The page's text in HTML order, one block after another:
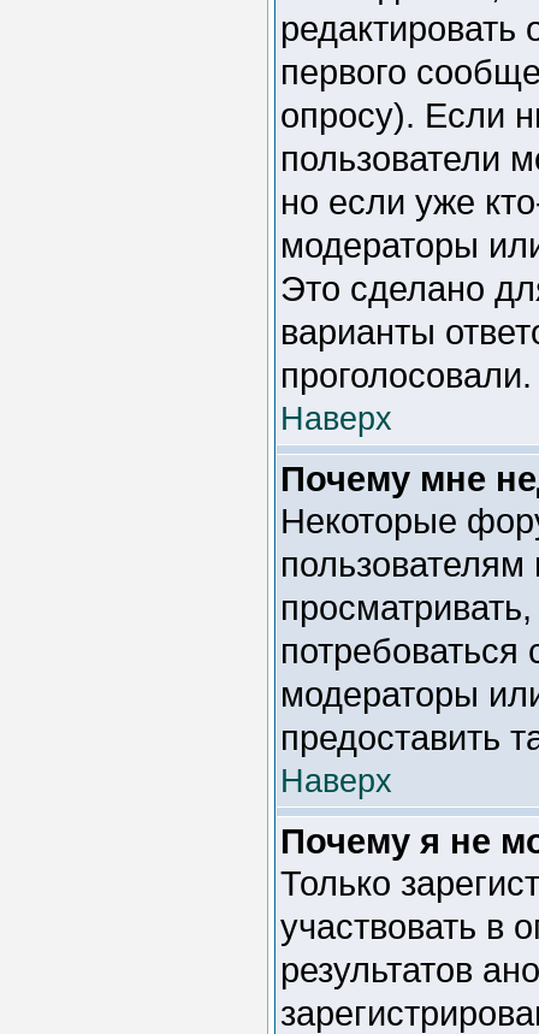
редактировать
первого
опросу). Если
пользователи
но если уже
модераторы
Это сделано
варианты
проголосовали.
Наверх
Почему мне
Некоторые
модераторы
предоставить
Наверх
Почему я не
Только
участвовать в
результатов